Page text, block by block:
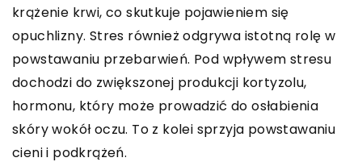
krążenie krwi, co skutkuje pojawieniem się
opuchlizny. Stres również odgrywa istotną rolę w
powstawaniu przebarwień. Pod wpływem stresu
dochodzi do zwiększonej produkcji kortyzolu,
hormonu, który może prowadzić do osłabienia
skóry wokół oczu. To z kolei sprzyja powstawaniu
cieni i podkrążeń.